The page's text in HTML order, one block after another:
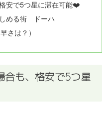
安で5つ星に滞在可能❤️
める街 ドーハ
さは？）
合も、格安で5つ星